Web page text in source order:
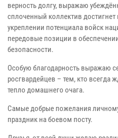
верность долгу, выражаю
сплоченный коллектив достигнет
укреплении потенциала войск
передовые позиции в
безопасности.
Особую благодарность выражаю
росгвардейцев – тем, кто всегда
тепло домашнего очага.
Самые добрые пожелания личному
праздник на боевом посту.